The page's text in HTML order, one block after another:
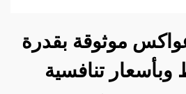
موثوقة بقدرة